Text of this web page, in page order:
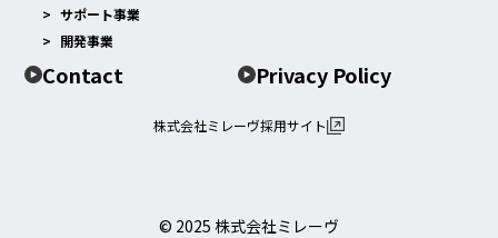
サポート事業
開発事業
Contact Privacy Policy
株式会社ミレーヴ採用サイト
© 2025 株式会社ミレーヴ